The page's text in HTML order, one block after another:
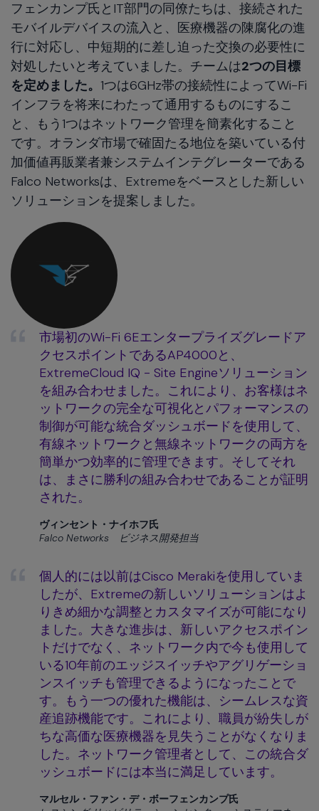
フェンカンプ氏とIT部門の同僚たちは、接続された
モバイルデバイスの流入と、医療機器の陳腐化の進
行に対応し、中短期的に差し迫った交換の必要性に
対処したいと考えていました。チームは2つの目標
を定めました。 1つは6GHz帯の接続性によってWi-Fi
インフラを将来にわたって通用するものにするこ
と、もう1つはネットワーク管理を簡素化すること
です。オランダ市場で確固たる地位を築いている付
加価値再販業者兼システムインテグレーターである
Falco Networksは、Extremeをベースとした新しい
ソリューションを提案しました。
市場初のWi-Fi 6Eエンタープライズグレードア
クセスポイントであるAP4000と、
ExtremeCloud IQ - Site Engineソリューション
を組み合わせました。これにより、お客様はネ
ットワークの完全な可視化とパフォーマンスの
制御が可能な統合ダッシュボードを使用して、
有線ネットワークと無線ネットワークの両方を
簡単かつ効率的に管理できます。そしてそれ
は、まさに勝利の組み合わせであることが証明
された。
ヴィンセント・ナイホフ氏
Falco Networks ビジネス開発担当
個人的には以前はCisco Merakiを使用していま
したが、Extremeの新しいソリューションはよ
りきめ細かな調整とカスタマイズが可能になり
ました。大きな進歩は、新しいアクセスポイン
トだけでなく、ネットワーク内で今も使用して
いる10年前のエッジスイッチやアグリゲーショ
ンスイッチも管理できるようになったことで
す。もう一つの優れた機能は、シームレスな資
産追跡機能です。これにより、職員が紛失しが
ちな高価な医療機器を見失うことがなくなりま
した。ネットワーク管理者として、この統合ダ
ッシュボードには本当に満足しています。
マルセル・ファン・デ・ボーフェンカンプ氏